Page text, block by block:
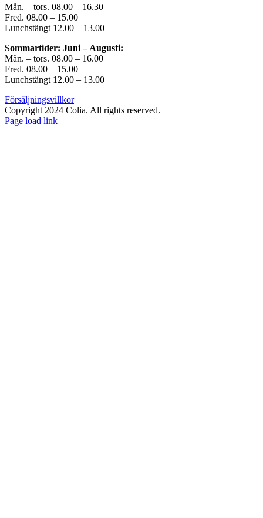
Mån. – tors. 08.00 – 16.30
Fred. 08.00 – 15.00
Lunchstängt 12.00 – 13.00
Sommartider: Juni – Augusti:
Mån. – tors. 08.00 – 16.00
Fred. 08.00 – 15.00
Lunchstängt 12.00 – 13.00
Försäljningsvillkor
Copyright 2024 Colia. All rights reserved.
Page load link